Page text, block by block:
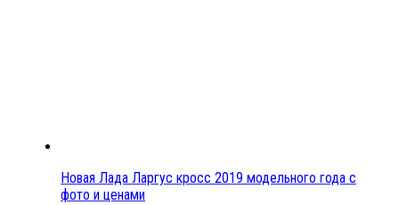
Новая Лада Ларгус кросс 2019 модельного года с
фото и ценами